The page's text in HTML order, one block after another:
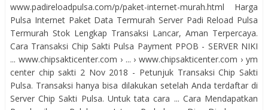
www.padireloadpulsa.com/p/paket-internet-murah.html Harga
Pulsa Internet Paket Data Termurah Server Padi Reload Pulsa
Termurah Stok Lengkap Transaksi Lancar, Aman Terpercaya.
Cara Transaksi Chip Sakti Pulsa Payment PPOB - SERVER NIKI
... www.chipsakticenter.com › ... › www.chipsakticenter.com › ym
center chip sakti 2 Nov 2018 - Petunjuk Transaksi Chip Sakti
Pulsa. Transaksi hanya bisa dilakukan setelah Anda terdaftar di
Server Chip Sakti Pulsa. Untuk tata cara ... Cara Mendapatkan